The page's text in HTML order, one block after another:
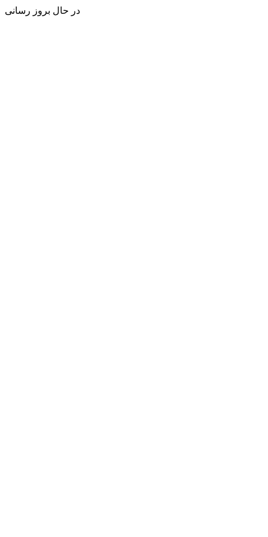
در حال بروز رسانی